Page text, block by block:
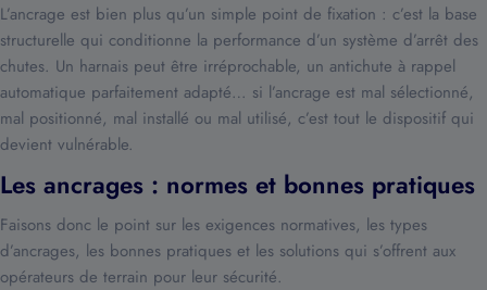
L’ancrage est bien plus qu’un simple point de fixation : c’est la base
structurelle qui conditionne la performance d’un système d’arrêt des
chutes. Un harnais peut être irréprochable, un antichute à rappel
automatique parfaitement adapté… si l’ancrage est mal sélectionné,
mal positionné, mal installé ou mal utilisé, c’est tout le dispositif qui
devient vulnérable.
Les ancrages : normes et bonnes pratiques
Faisons donc le point sur les exigences normatives, les types
d’ancrages, les bonnes pratiques et les solutions qui s’offrent aux
opérateurs de terrain pour leur sécurité.